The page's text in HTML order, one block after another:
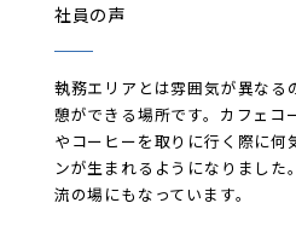
社員の声
執務エリアとは雰囲気が異なる
憩ができる場所です。カフェコ
やコーヒーを取りに行く際に何
ンが生まれるようになりまし
流の場にもなっています。